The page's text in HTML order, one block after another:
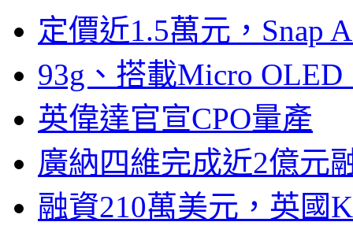
定價近1.5萬元，Snap
93g、搭載Micro
英偉達官宣CPO量產
廣納四維完成近2億元
融資210萬美元，英國